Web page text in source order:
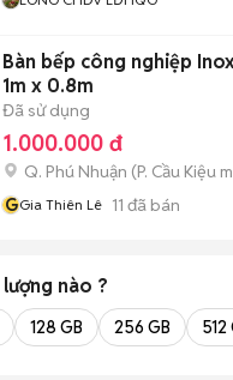
Bàn bếp công nghiệp
1m x 0.8m
Đã sử dụng
1.000.000 đ
Q. Phú Nhuận (P. Cầu Kiệu
GGia Thiên Lê 11 đã bán
nào ?
128 GB 256 GB 512